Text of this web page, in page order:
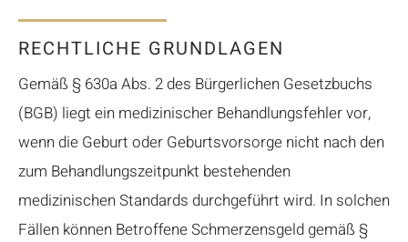
RECHTLICHE GRUNDLAGEN
Gemäß § 630a Abs. 2 des Bürgerlichen Gesetzbuchs
(BGB) liegt ein medizinischer Behandlungsfehler vor,
wenn die Geburt oder Geburtsvorsorge nicht nach den
zum Behandlungszeitpunkt bestehenden
medizinischen Standards durchgeführt wird. In solchen
Fällen können Betroffene Schmerzensgeld gemäß §